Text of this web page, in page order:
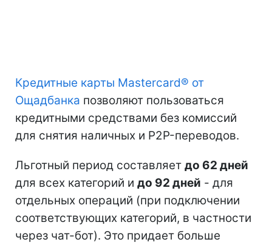
Кредитные карты Mastercard® от
Ощадбанка позволяют пользоваться
кредитными средствами без комиссий
для снятия наличных и P2P-переводов.
Льготный период составляет до 62 дней
для всех категорий и до 92 дней - для
отдельных операций (при подключении
соответствующих категорий, в частности
через чат-бот). Это придает больше